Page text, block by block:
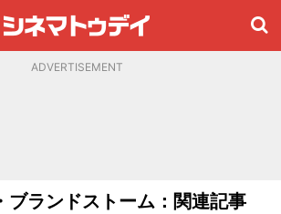
ADVERTISEMENT
ブランドストーム：関連記事